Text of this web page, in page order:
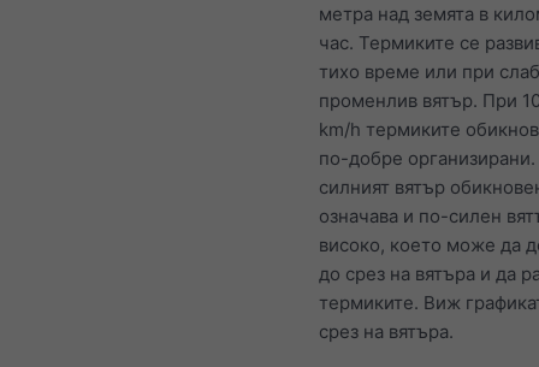
метра над земята в
час. Термиките се
тихо време или при
променлив вятър. При
km/h термиките
по-добре
силният вятър
означава и по-силен
високо, което може да
до срез на вятъра и да
термиките. Виж
срез на вятъра.